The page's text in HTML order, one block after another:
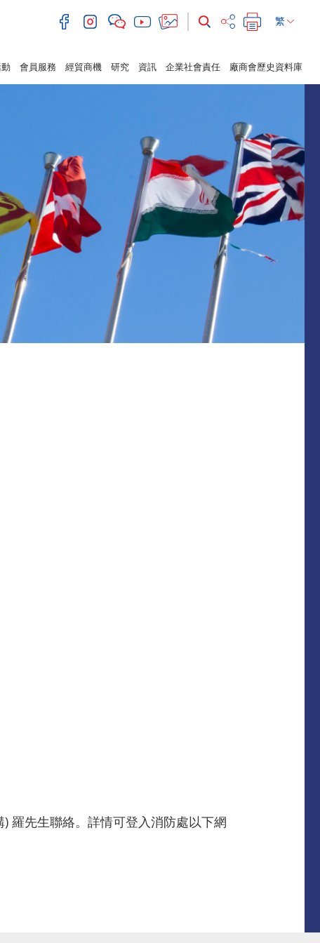
繁
會員服務 經貿商機 研究 資訊 企業社會責任 廠商會歷史資料庫
羅先生聯絡。詳情可登入消防處以下網